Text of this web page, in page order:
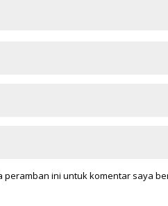
peramban ini untuk komentar saya